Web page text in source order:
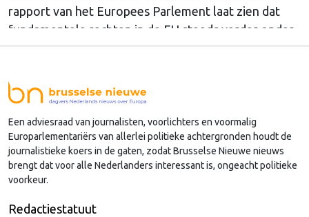
rapport van het Europees Parlement laat zien dat
fundamentele rechten in de EU steeds verder onder
op.
Een adviesraad van journalisten, voorlichters en voormalig
Europarlementariërs van allerlei politieke achtergronden houdt de
journalistieke koers in de gaten, zodat Brusselse Nieuwe nieuws
brengt dat voor alle Nederlanders interessant is, ongeacht politieke
voorkeur.
Redactiestatuut